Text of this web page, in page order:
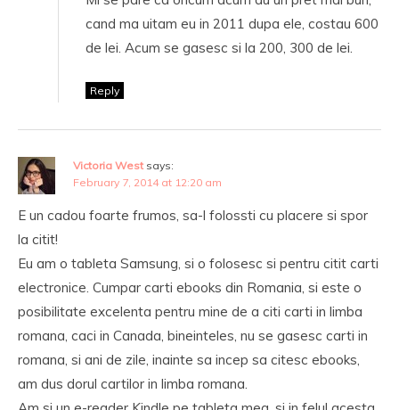
cand ma uitam eu in 2011 dupa ele, costau 600
de lei. Acum se gasesc si la 200, 300 de lei.
Reply
Victoria West says:
February 7, 2014 at 12:20 am
E un cadou foarte frumos, sa-l folossti cu placere si spor
la citit!
Eu am o tableta Samsung, si o folosesc si pentru citit carti
electronice. Cumpar carti ebooks din Romania, si este o
posibilitate excelenta pentru mine de a citi carti in limba
romana, caci in Canada, bineinteles, nu se gasesc carti in
romana, si ani de zile, inainte sa incep sa citesc ebooks,
am dus dorul cartilor in limba romana.